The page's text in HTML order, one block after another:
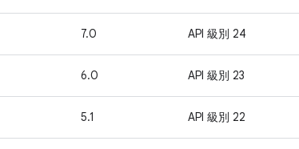
7.0 API 級別 24
6.0 API 級別 23
5.1 API 級別 22